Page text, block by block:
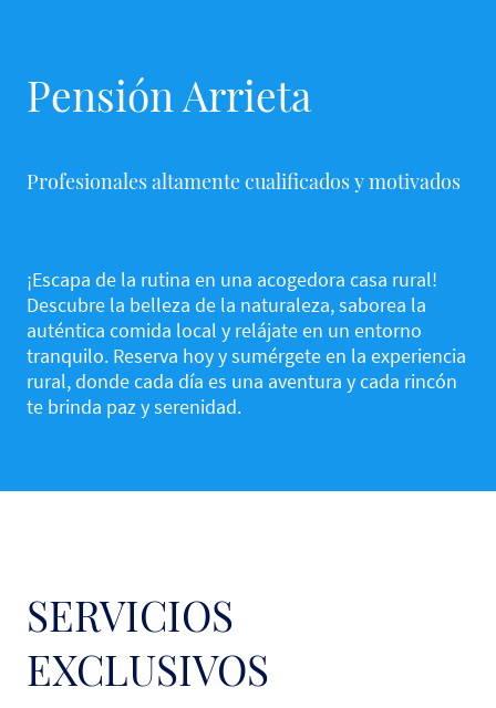
Pensión Arrieta
Profesionales altamente cualificados y motivados
¡Escapa de la rutina en una acogedora casa rural!
Descubre la belleza de la naturaleza, saborea la
auténtica comida local y relájate en un entorno
tranquilo. Reserva hoy y sumérgete en la experiencia
rural, donde cada día es una aventura y cada rincón
te brinda paz y serenidad.
SERVICIOS
EXCLUSIVOS